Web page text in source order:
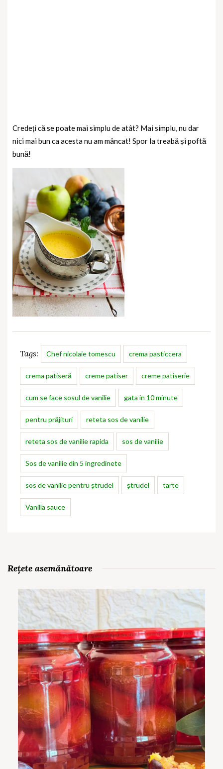
Credeți că se poate mai simplu de atât? Mai simplu, nu dar
nici mai bun ca acesta nu am mâncat! Spor la treabă și poftă
bună!
Tags: Chef nicolaie tomescu crema pasticcera
crema patiseră creme patiser creme patiserie
cum se face sosul de vanilie gata in 10 minute
pentru prăjituri reteta sos de vanilie
reteta sos de vanilie rapida sos de vanilie
Sos de vanilie din 5 ingredinete
sos de vanilie pentru ștrudel ștrudel tarte
Vanilla sauce
Rețete asemănătoare